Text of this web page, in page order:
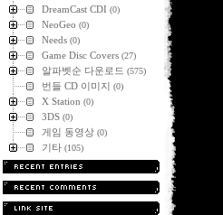
DreamCast CDI (0)
NeoGeo (0)
Needs (0)
Game Disc Covers (27)
알파벳순 다운로드 (575)
번들 CD 이미지 (0)
X Station (0)
3DS (0)
게임 동영상 (0)
기타 (105)